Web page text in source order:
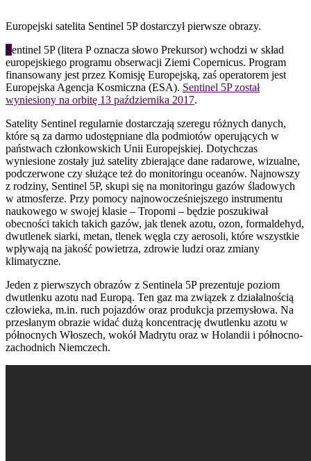
Europejski satelita Sentinel 5P dostarczył pierwsze obrazy.
Sentinel 5P (litera P oznacza słowo Prekursor) wchodzi w skład
europejskiego programu obserwacji Ziemi Copernicus. Program
finansowany jest przez Komisję Europejską, zaś operatorem jest
Europejska Agencja Kosmiczna (ESA). Sentinel 5P został
wyniesiony na orbitę 13 października 2017.
Satelity Sentinel regularnie dostarczają szeregu różnych danych,
które są za darmo udostępniane dla podmiotów operujących w
państwach członkowskich Unii Europejskiej. Dotychczas
wyniesione zostały już satelity zbierające dane radarowe, wizualne,
podczerwone czy służące też do monitoringu oceanów. Najnowszy
z rodziny, Sentinel 5P, skupi się na monitoringu gazów śladowych
w atmosferze. Przy pomocy najnowocześniejszego instrumentu
naukowego w swojej klasie – Tropomi – będzie poszukiwał
obecności takich takich gazów, jak tlenek azotu, ozon, formaldehyd,
dwutlenek siarki, metan, tlenek węgla czy aerosoli, które wszystkie
wpływają na jakość powietrza, zdrowie ludzi oraz zmiany
klimatyczne.
Jeden z pierwszych obrazów z Sentinela 5P prezentuje poziom
dwutlenku azotu nad Europą. Ten gaz ma związek z działalnością
człowieka, m.in. ruch pojazdów oraz produkcja przemysłowa. Na
przesłanym obrazie widać dużą koncentrację dwutlenku azotu w
północnych Włoszech, wokół Madrytu oraz w Holandii i północno-
zachodnich Niemczech.